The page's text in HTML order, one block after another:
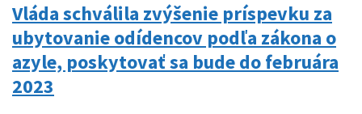
Vláda schválila zvýšenie príspevku za
ubytovanie odídencov podľa zákona o
azyle, poskytovať sa bude do februára
2023